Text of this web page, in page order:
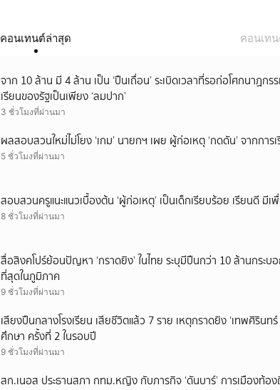
คอนเทนต์ล่าสุด คอนเท
จาก 10 ล้าน มี 4 ล้าน เป็น ‘ปืนเถื่อน’ ระเบิดเวลาที่รอก่อโศกนาฏก
เรียนของรัฐเป็นเพียง ‘ลมปาก’
3 ชั่วโมงที่ผ่านมา
ผลสอบสวนใหม่ไม่โยง ‘เกม’ นายกฯ เผย ผู้ก่อเหตุ ‘กดดัน’ จากกา
5 ชั่วโมงที่ผ่านมา
สอบสวนครูแนะแนวเบื้องต้น ‘ผู้ก่อเหตุ’ เป็นเด็กเรียบร้อย เรียนดี มีเ
8 ชั่วโมงที่ผ่านมา
สื่อสิงคโปร์ย้อนปัญหา ‘กราดยิง’ ในไทย ระบุมีปืนกว่า 10 ล้านกระ
ที่สุดในภูมิภาค
9 ชั่วโมงที่ผ่านมา
เสียงปืนกลางโรงเรียน เสียชีวิตแล้ว 7 ราย เหตุกราดยิง ‘เทพศิรินท
ศึกษา ครั้งที่ 2 ในรอบปี
9 ชั่วโมงที่ผ่านมา
สก.เนอส ประธานสภา กทม.หญิง กับภารกิจ ‘ดันบาร์’ การเมืองท้อง